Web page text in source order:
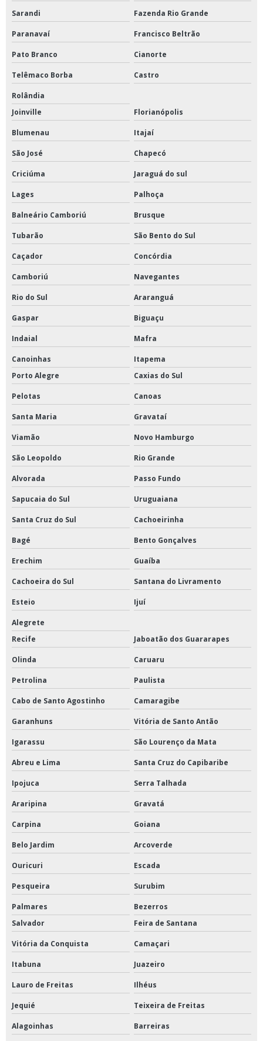
Sarandi Fazenda Rio Grande
Paranavaí Francisco Beltrão
Pato Branco Cianorte
Telêmaco Borba Castro
Rolândia
Joinville
Florianópolis
Blumenau Itajaí
São José Chapecó
Criciúma Jaraguá do sul
Lages Palhoça
Balneário Camboriú Brusque
Tubarão São Bento do Sul
Caçador Concórdia
Camboriú Navegantes
Rio do Sul Araranguá
Gaspar Biguaçu
Indaial Mafra
Canoinhas
Itapema
Porto Alegre
Caxias do Sul
Pelotas Canoas
Santa Maria Gravataí
Viamão Novo Hamburgo
São Leopoldo Rio Grande
Alvorada Passo Fundo
Sapucaia do Sul Uruguaiana
Santa Cruz do Sul Cachoeirinha
Bagé Bento Gonçalves
Erechim Guaíba
Cachoeira do Sul Santana do Livramento
Esteio Ijuí
Alegrete
Recife
Jaboatão dos Guararapes
Olinda Caruaru
Petrolina Paulista
Cabo de Santo Agostinho Camaragibe
Garanhuns Vitória de Santo Antão
Igarassu São Lourenço da Mata
Abreu e Lima Santa Cruz do Capibaribe
Ipojuca Serra Talhada
Araripina Gravatá
Carpina Goiana
Belo Jardim Arcoverde
Ouricuri Escada
Pesqueira Surubim
Palmares
Bezerros
Salvador
Feira de Santana
Vitória da Conquista Camaçari
Itabuna Juazeiro
Lauro de Freitas Ilhéus
Jequié Teixeira de Freitas
Alagoinhas Barreiras